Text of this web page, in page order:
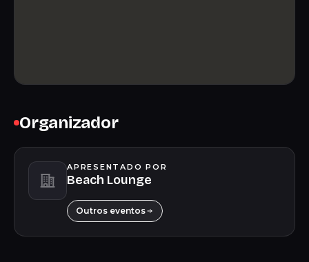
Organizador
APRESENTADO POR
Beach Lounge
Outros eventos